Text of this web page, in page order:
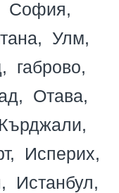
София
Улм
габрово
Отава
Кърджали
Исперих
Истанбул